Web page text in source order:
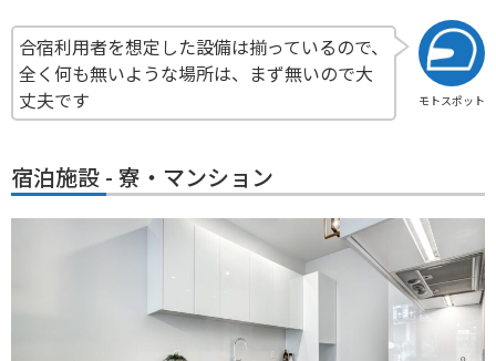
モトスポット
合宿利用者を想定した設備は揃っているので、
全く何も無いような場所は、まず無いので大
丈夫です
宿泊施設 - 寮・マンション